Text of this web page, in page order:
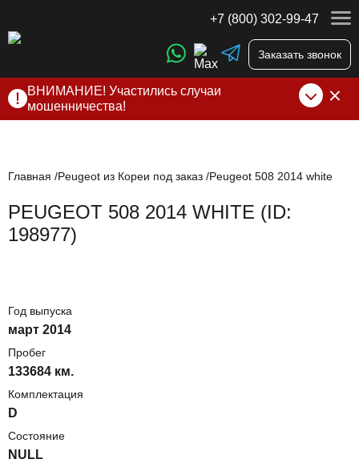
+7 (800) 302-99-47
Заказать звонок
ВНИМАНИЕ! Участились случаи
мошенничества!
нами по официальнымконтактам, указанным в соц сетях
Главная Peugeot из Кореи под заказ Peugeot 508 2014 white
PEUGEOT 508 2014 WHITE (ID:
198977)
Год выпуска
март 2014
Пробег
133684 км.
Комплектация
D
Состояние
NULL